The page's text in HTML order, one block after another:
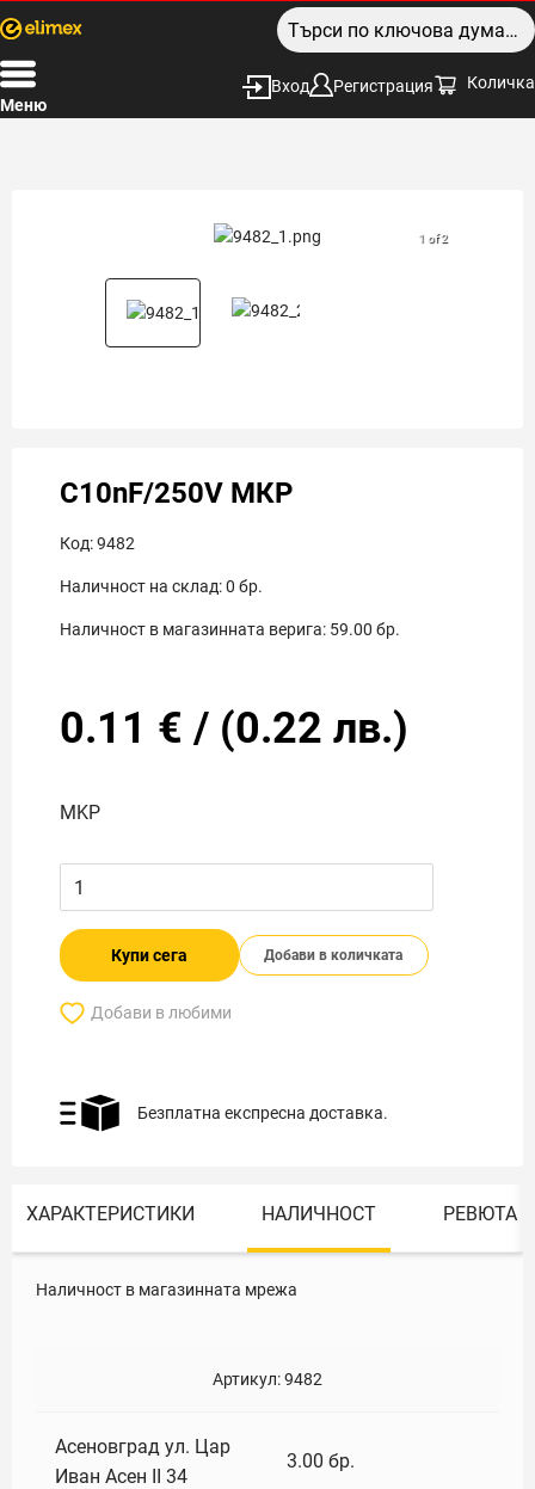
Меню
Вход Регистрация Количка
1 of 2
C10nF/250V МКР
Код:9482
Наличност на склад:0 бр.
Наличност в магазинната верига: 59.00 бр.
0.11 € / (0.22 лв.)
MKP
Купи сега Добави в количката
Добави в любими
Безплатна експресна доставка.
ХАРАКТЕРИСТИКИ НАЛИЧНОСТ РЕВЮТА
Наличност в магазинната мрежа
Артикул:9482
Асеновград ул. Цар
Иван Асен II 34
3.00 бр.